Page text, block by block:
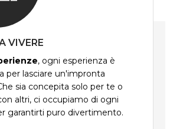
VIVERE
, ogni esperienza è
per lasciare un'impronta
sia concepita solo per te o
altri, ci occupiamo di ogni
garantirti puro divertimento.